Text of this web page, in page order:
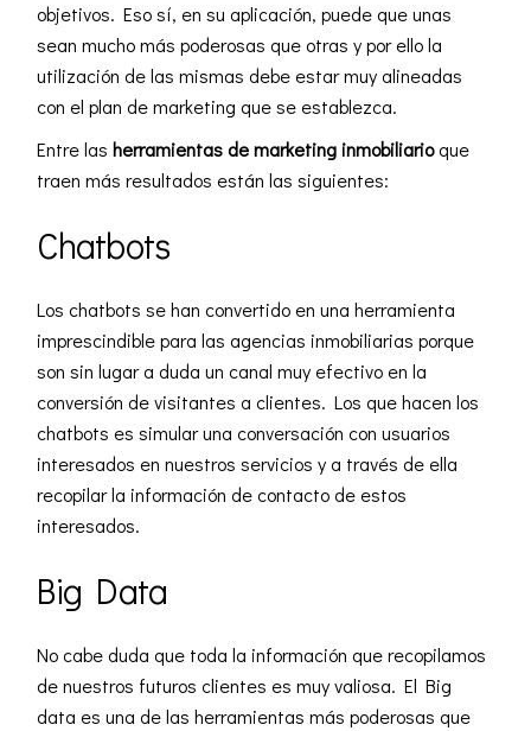
objetivos. Eso sí, en su aplicación, puede que unas
sean mucho más poderosas que otras y por ello la
utilización de las mismas debe estar muy alineadas
con el plan de marketing que se establezca.
Entre lasherramientas de marketing inmobiliarioque
traen más resultados están las siguientes:
Chatbots
Los chatbots se han convertido en una herramienta
imprescindible para las agencias inmobiliarias porque
son sin lugar a duda un canal muy efectivo en la
conversión de visitantes a clientes. Los que hacen los
chatbots es simular una conversación con usuarios
interesados en nuestros servicios y a través de ella
recopilar la información de contacto de estos
interesados.
Big Data
No cabe duda que toda la información que recopilamos
de nuestros futuros clientes es muy valiosa. El Big
data es una de las herramientas más poderosas que